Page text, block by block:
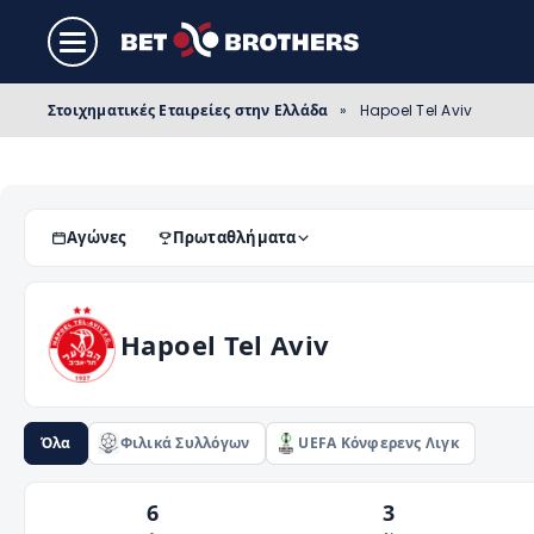
Στοιχηματικές Εταιρείες στην Ελλάδα » Hapoel Tel Aviv
Αγώνες Πρωταθλήματα
Hapoel Tel Aviv
Όλα Φιλικά Συλλόγων UEFA Κόνφερενς Λιγκ
6 3